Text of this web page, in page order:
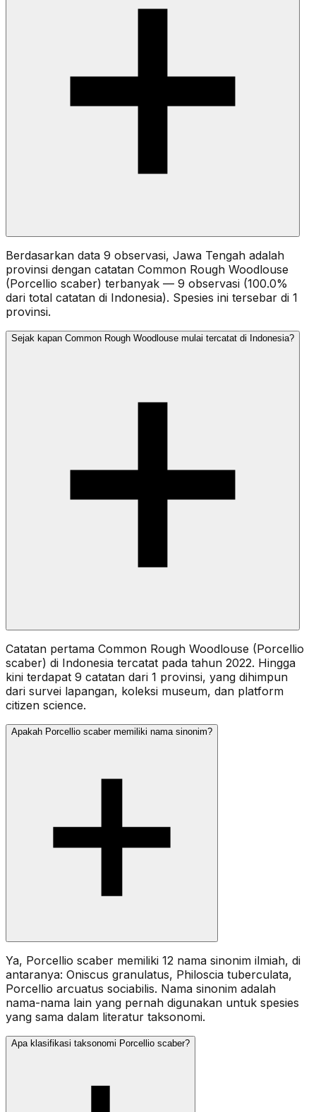
Berdasarkan data 9 observasi, Jawa Tengah adalah
provinsi dengan catatan Common Rough Woodlouse
(Porcellio scaber) terbanyak — 9 observasi (100.0%
dari total catatan di Indonesia). Spesies ini tersebar di 1
provinsi.
Sejak kapan Common Rough Woodlouse mulai tercatat di Indonesia?
Catatan pertama Common Rough Woodlouse (Porcellio
scaber) di Indonesia tercatat pada tahun 2022. Hingga
kini terdapat 9 catatan dari 1 provinsi, yang dihimpun
dari survei lapangan, koleksi museum, dan platform
citizen science.
Apakah Porcellio scaber memiliki nama sinonim?
Ya, Porcellio scaber memiliki 12 nama sinonim ilmiah, di
antaranya: Oniscus granulatus, Philoscia tuberculata,
Porcellio arcuatus sociabilis. Nama sinonim adalah
nama-nama lain yang pernah digunakan untuk spesies
yang sama dalam literatur taksonomi.
Apa klasifikasi taksonomi Porcellio scaber?